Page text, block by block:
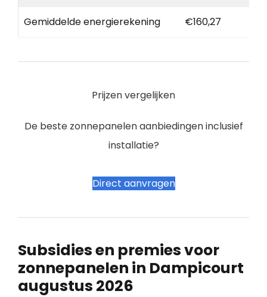
Gemiddelde energierekening €160,27
Prijzen vergelijken
De beste zonnepanelen aanbiedingen inclusief
installatie?
Direct aanvragen
Subsidies en premies voor
zonnepanelen in Dampicourt
augustus 2026